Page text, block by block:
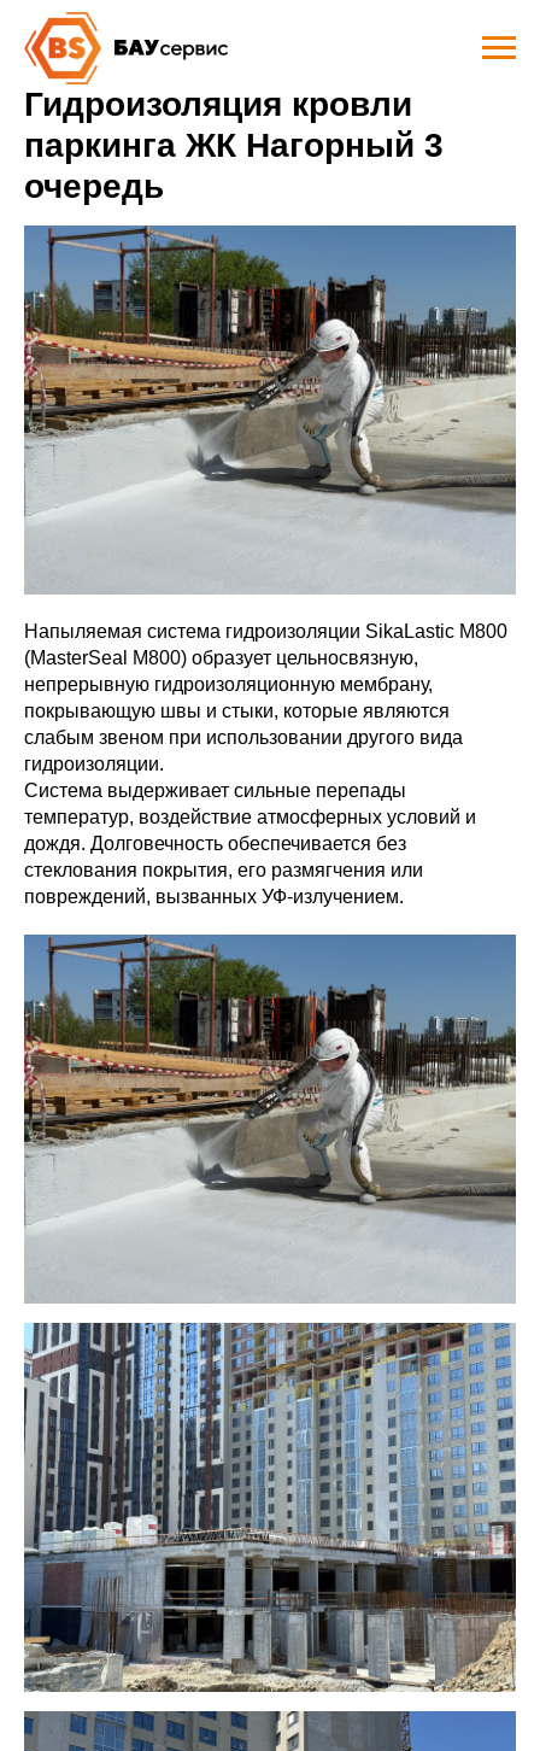
Гидроизоляция кровли
паркинга ЖК Нагорный 3
очередь
Напыляемая система гидроизоляции SikaLastic M800
(MasterSeal M800) образует цельносвязную,
непрерывную гидроизоляционную мембрану,
покрывающую швы и стыки, которые являются
слабым звеном при использовании другого вида
гидроизоляции.
Система выдерживает сильные перепады
температур, воздействие атмосферных условий и
дождя. Долговечность обеспечивается без
стеклования покрытия, его размягчения или
повреждений, вызванных УФ-излучением.